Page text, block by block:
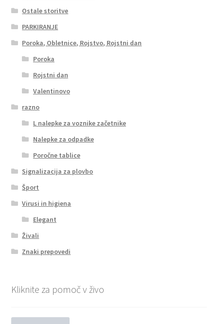
Ostale storitve
PARKIRANJE
Poroka, Obletnice, Rojstvo, Rojstni dan
Poroka
Rojstni dan
Valentinovo
razno
L nalepke za voznike začetnike
Nalepke za odpadke
Poročne tablice
Signalizacija za plovbo
Šport
Virusi in higiena
Elegant
Živali
Znaki prepovedi
Kliknite za pomoč v živo